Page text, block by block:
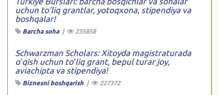
uchun to’liq grantlar, yotoqxona, stipendiya va
boshqalar!
Barcha soha| 235858
Schwarzman Scholars: Xitoyda magistraturada
oʻqish uchun toʻliq grant, bepul turar joy,
aviachipta va stipendiya!
Biznesni boshqarish | 227372